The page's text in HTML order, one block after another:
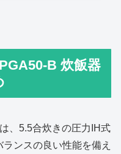
B 炊飯器
、5.5合炊きの圧力IH式
ンスの良い性能を備え